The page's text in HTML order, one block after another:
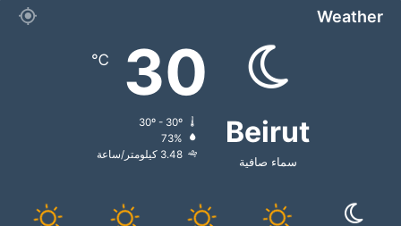
Weather
Beirut
سماء صافية
30
℃
73%
3.48 كيلومتر/ساعة